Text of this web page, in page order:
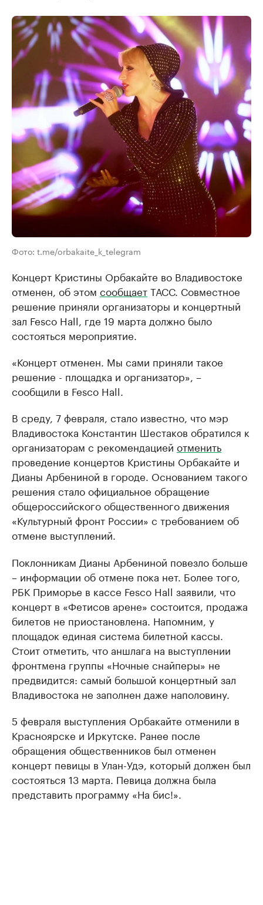
Фото: t.me/orbakaite_k_telegram
Концерт Кристины Орбакайте во Владивостоке
отменен, об этом сообщаетТАСС. Совместное
решение приняли организаторы и концертный
зал Fesco Hall, где 19 марта должно было
состояться мероприятие.
«Концерт отменен. Мы сами приняли такое
решение - площадка и организатор», –
сообщили в Fesco Hall.
В среду, 7 февраля, стало известно, что мэр
Владивостока Константин Шестаков обратился к
организаторам с рекомендацией отменить
проведение концертов Кристины Орбакайте и
Дианы Арбениной в городе. Основанием такого
решения стало официальное обращение
общероссийского общественного движения
«Культурный фронт России» с требованием об
отмене выступлений.
Поклонникам Дианы Арбениной повезло больше
– информации об отмене пока нет. Более того,
РБК Приморье в кассе Fesco Hall заявили, что
концерт в «Фетисов арене» состоится, продажа
билетов не приостановлена. Напомним, у
площадок единая система билетной кассы.
Стоит отметить, что аншлага на выступлении
фронтмена группы «Ночные снайперы» не
предвидится: самый большой концертный зал
Владивостока не заполнен даже наполовину.
5 февраля выступления Орбакайте отменили в
Красноярске и Иркутске. Ранее после
обращения общественников был отменен
концерт певицы в Улан-Удэ, который должен был
состояться 13 марта. Певица должна была
представить программу «На бис!».